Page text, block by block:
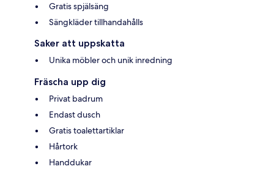
Gratis spjälsäng
Sängkläder tillhandahålls
Saker att uppskatta
Unika möbler och unik inredning
Fräscha upp dig
Privat badrum
Endast dusch
Gratis toalettartiklar
Hårtork
Handdukar